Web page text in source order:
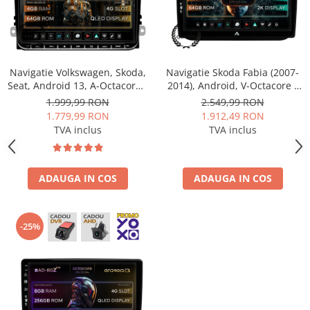
Navigații universale 2DIN
Navigații universale 1DIN
Rame adaptoare auto
Rame adaptoare auto
Rame adaptoare Volkswagen
Rame adaptoare Ford
Rame adaptoare M-Benz
Rame adaptoare Opel
Rame adaptoare Suzuki
Navigatie Volkswagen, Skoda,
Seat, Android 13, A-Octacore /
4GB RAM + 64GB ROM, 9 Inch
- AD-BGAW9AC
1.999,99 RON
1.779,99 RON
TVA inclus
ADAUGA IN COS
Navigatie Skoda Fabia (2007-
2014), Android, V-Octacore /
4GB RAM + 64GB ROM, 10.36
Inch - AD-BGV10004+AD-
BGRKIT046
2.549,99 RON
1.912,49 RON
TVA inclus
ADAUGA IN COS
-25%